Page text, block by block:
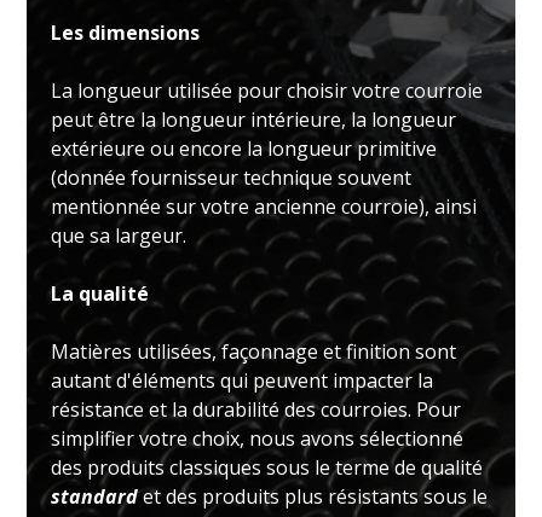
Les dimensions
La longueur utilisée pour choisir votre courroie
peut être la longueur intérieure, la longueur
extérieure ou encore la longueur primitive
(donnée fournisseur technique souvent
mentionnée sur votre ancienne courroie), ainsi
que sa largeur.
La qualité
Matières utilisées, façonnage et finition sont
autant d'éléments qui peuvent impacter la
résistance et la durabilité des courroies. Pour
simplifier votre choix, nous avons sélectionné
des produits classiques sous le terme de qualité
standardet des produits plus résistants sous le